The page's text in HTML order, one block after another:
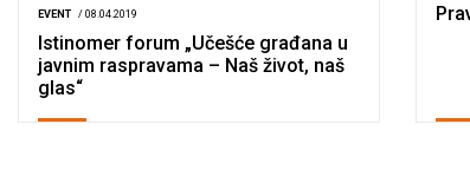
EVENT / 08.04.2019
Istinomer forum „Učešće građana u
javnim raspravama – Naš život, naš
glas“